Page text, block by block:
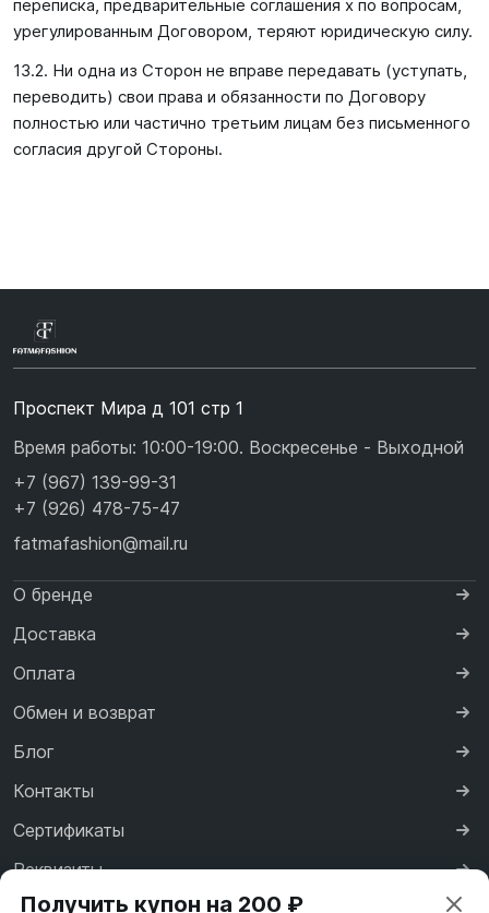
переписка, предварительные соглашения х по вопросам,
урегулированным Договором, теряют юридическую силу.
13.2. Ни одна из Сторон не вправе передавать (уступать,
переводить) свои права и обязанности по Договору
полностью или частично третьим лицам без письменного
согласия другой Стороны.
Проспект Мира д 101 стр 1
Время работы: 10:00-19:00. Воскресенье - Выходной
+7 (967) 139-99-31
+7 (926) 478-75-47
fatmafashion@mail.ru
О бренде
Доставка
Оплата
Обмен и возврат
Блог
Контакты
Сертификаты
Реквизиты
Договор оферты
Получить купон на 200 ₽